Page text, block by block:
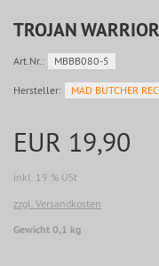
TROJAN
Art.Nr.: MBBB080-5
Hersteller: MAD BUTCHER
EUR 19,90
inkl. 19 % USt
zzgl. Versandkosten
Gewicht 0,1 kg